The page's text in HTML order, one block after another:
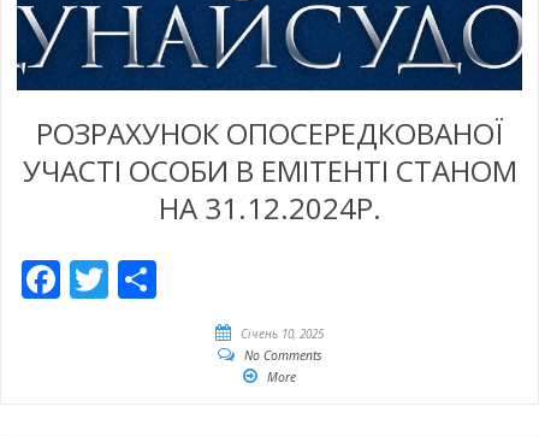
РОЗРАХУНОК ОПОСЕРЕДКОВАНОЇ
УЧАСТІ ОСОБИ В ЕМІТЕНТІ СТАНОМ
НА 31.12.2024Р.
Facebook
Twitter
Січень 10, 2025
No Comments
More